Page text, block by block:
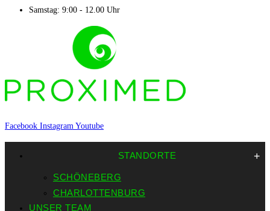
Samstag: 9:00 - 12.00 Uhr
Facebook Instagram Youtube
STANDORTE
SCHÖNEBERG
CHARLOTTENBURG
UNSER TEAM